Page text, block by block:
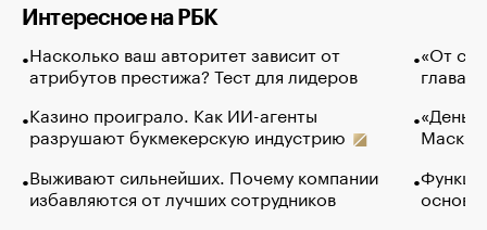
Интересное на РБК
Насколько ваш авторитет зависит от
атрибутов престижа? Тест для лидеров
Казино проиграло. Как ИИ-агенты
разрушают букмекерскую индустрию
Выживают сильнейших. Почему компании
избавляются от лучших сотрудников
«От
глава
Маск в
основ